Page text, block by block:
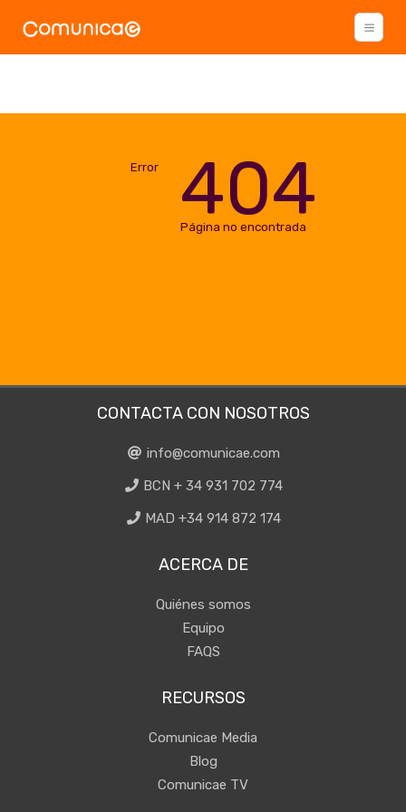
Error 404
Página no encontrada
CONTACTA CON NOSOTROS
info@comunicae.com
BCN + 34 931 702 774
MAD +34 914 872 174
ACERCA DE
Quiénes somos
Equipo
FAQS
RECURSOS
Comunicae Media
Blog
Comunicae TV